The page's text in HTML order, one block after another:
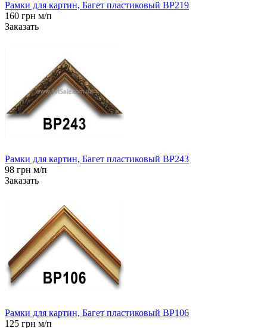
Рамки для картин, Багет пластиковый BP219
160 грн м/п
Заказать
Рамки для картин, Багет пластиковый BP243
98 грн м/п
Заказать
Рамки для картин, Багет пластиковый BP106
125 грн м/п